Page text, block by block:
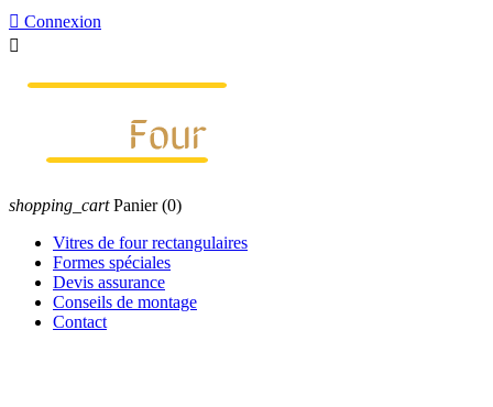
 Connexion

shopping_cart Panier (0)
Vitres de four rectangulaires
Formes spéciales
Devis assurance
Conseils de montage
Contact